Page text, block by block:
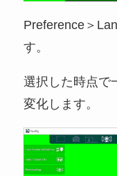
Preference＞
す。
選択した時点で
変化します。